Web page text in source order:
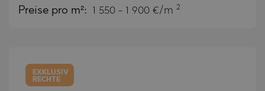
Preise pro m²: 1 550 - 1 900 €/m 2
EXKLUSIV
RECHTE